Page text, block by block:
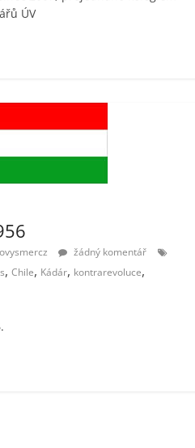
ÚV
žádný komentář
,Chile, Kádár, kontrarevoluce,